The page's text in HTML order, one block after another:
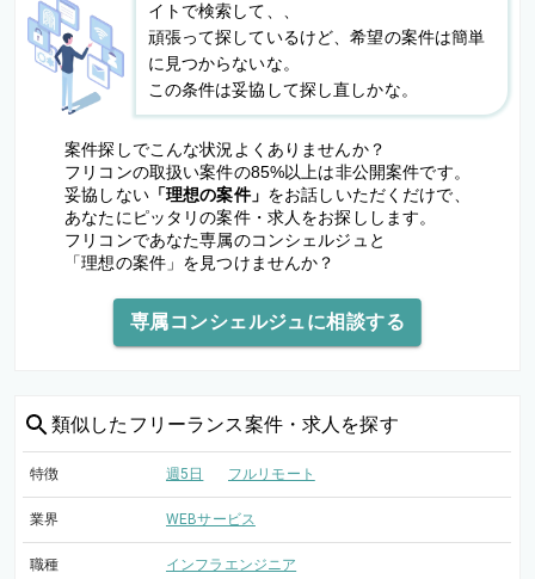
イトで検索して、、
頑張って探しているけど、希望の案件は簡単
に見つからないな。
この条件は妥協して探し直しかな。
案件探しでこんな状況よくありませんか？
フリコンの取扱い案件の85%以上は非公開案件です。
妥協しない「理想の案件」 をお話しいただくだけで、
あなたにピッタリの案件・求人をお探しします。
フリコンであなた専属のコンシェルジュと
「理想の案件」を見つけませんか？
専属コンシェルジュに相談する
類似した フリーランス案件・求人を探す
特徴 週5日 フルリモート
業界 WEBサービス
職種 インフラエンジニア